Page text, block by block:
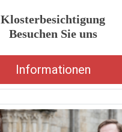
Klosterbesichtigung
Besuchen Sie uns
Informationen